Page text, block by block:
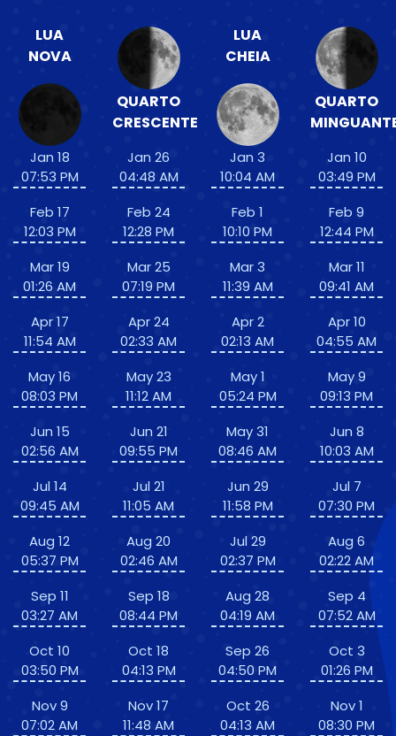
LUA
NOVA
Jan 18
07:53 PM
Feb 17
12:03 PM
Mar 19
01:26 AM
Apr 17
11:54 AM
May 16
08:03 PM
Jun 15
02:56 AM
Jul 14
09:45 AM
Aug 12
05:37 PM
Sep 11
03:27 AM
Oct 10
03:50 PM
Nov 9
07:02 AM
QUARTO
CRESCENTE
Jan 26
04:48 AM
Feb 24
12:28 PM
Mar 25
07:19 PM
Apr 24
02:33 AM
May 23
11:12 AM
Jun 21
09:55 PM
Jul 21
11:05 AM
Aug 20
02:46 AM
Sep 18
08:44 PM
Oct 18
04:13 PM
Nov 17
11:48 AM
LUA
CHEIA
Jan 3
10:04 AM
Feb 1
10:10 PM
Mar 3
11:39 AM
Apr 2
02:13 AM
May 1
05:24 PM
May 31
08:46 AM
Jun 29
11:58 PM
Jul 29
02:37 PM
Aug 28
04:19 AM
Sep 26
04:50 PM
Oct 26
04:13 AM
QUARTO
Jan 10
03:49 PM
Feb 9
12:44 PM
Mar 11
09:41 AM
Apr 10
04:55 AM
May 9
09:13 PM
Jun 8
10:03 AM
Jul 7
07:30 PM
Aug 6
02:22 AM
Sep 4
07:52 AM
Oct 3
01:26 PM
Nov 1
08:30 PM